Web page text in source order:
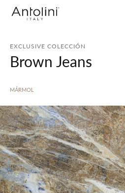
EXCLUSIVE COLECCIÓN
Brown Jeans
MÁRMOL